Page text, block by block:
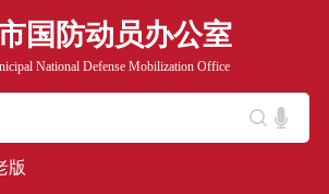
国防动员办公室
National Defense Mobilization Office
版